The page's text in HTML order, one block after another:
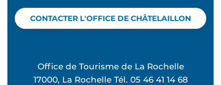
CONTACTER L'OFFICE DE CHÂTELAILLON
Office de Tourisme de La Rochelle
17000, La Rochelle Tél. 05 46 41 14 68